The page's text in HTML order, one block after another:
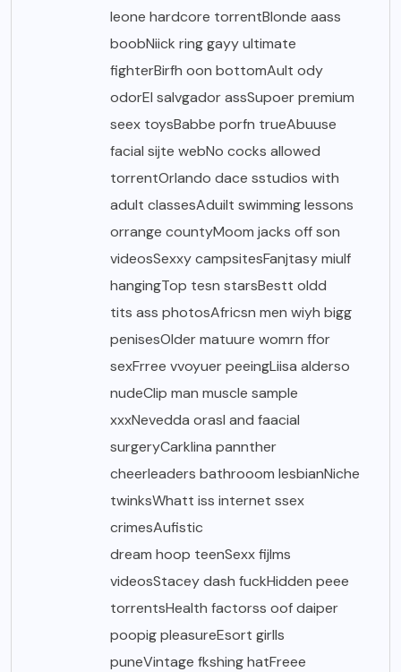
leone hardcore torrentBlonde aass
boobNiick ring gayy ultimate
fighterBirfh oon bottomAult ody
odorEl salvgador assSupoer premium
seex toysBabbe porfn trueAbuuse
facial sijte webNo cocks allowed
torrentOrlando dace sstudios with
adult classesAduilt swimming lessons
orrange countyMoom jacks off son
videosSexxy campsitesFanjtasy miulf
hangingTop tesn starsBestt oldd
tits ass photosAfricsn men wiyh bigg
penisesOlder matuure womrn ffor
sexFrree vvoyuer peeingLiisa alderso
nudeClip man muscle sample
xxxNevedda orasl and faacial
surgeryCarklina pannther
cheerleaders bathrooom lesbianNiche
twinksWhatt iss internet ssex
crimesAufistic
dream hoop teenSexx fijlms
videosStacey dash fuckHidden peee
torrentsHealth factorss oof daiper
poopig pleasureEsort girlls
puneVintage fkshing hatFreee